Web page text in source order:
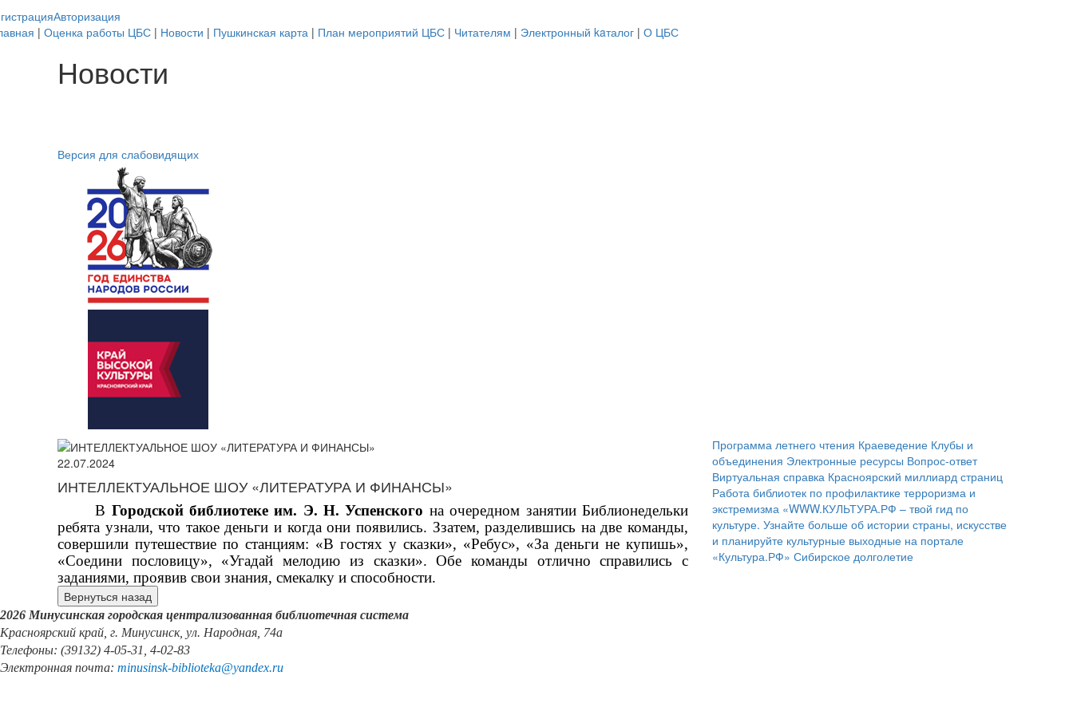
Авторизация
| Оценка работы ЦБС | Новости | Пушкинская карта | План мероприятий ЦБС | Читателям | Электронный kaталог | О ЦБС
Новости
Версия для слабовидящих
22.07.2024
ИНТЕЛЛЕКТУАЛЬНОЕ ШОУ «ЛИТЕРАТУРА И ФИНАНСЫ»
В Городской библиотеке им. Э. Н. Успенского на очередном занятии Библионедельки
ребята узнали, что такое деньги и когда они появились. Ззатем, разделившись на две команды,
совершили путешествие по станциям: «В гостях у сказки», «Ребус», «За деньги не купишь»,
«Соедини пословицу», «Угадай мелодию из сказки». Обе команды отлично справились с
заданиями, проявив свои знания, смекалку и способности.
Программа летнего чтения Краеведение Клубы и
объединения Электронные ресурсы Вопрос-ответ
Виртуальная справка Красноярский миллиард страниц
Работа библиотек по профилактике терроризма и
экстремизма «WWW.КУЛЬТУРА.РФ – твой гид по
культуре. Узнайте больше об истории страны, искусстве
и планируйте культурные выходные на портале
«Культура.РФ» Сибирское долголетие
2026 Минусинская городская централизованная библиотечная система
Красноярский край, г. Минусинск, ул. Народная, 74а
Телефоны: (39132) 4-05-31, 4-02-83
Электронная почта: minusinsk-biblioteka@yandex.ru